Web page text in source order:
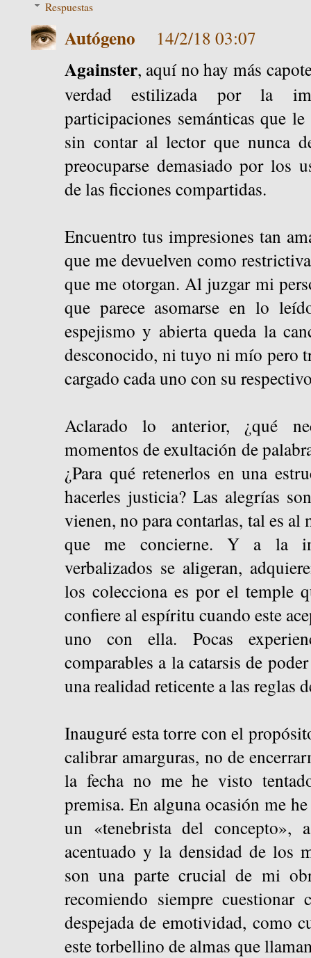
Respuestas
Autógeno 14/2/18 03:07
Againster, aquí no hay más
verdad estilizada por la
participaciones semánticas que
sin contar al lector que nunca
preocuparse demasiado por los
de las ficciones compartidas.
Encuentro tus impresiones tan
que me devuelven como
que me otorgan. Al juzgar mi
que parece asomarse en lo
espejismo y abierta queda la
desconocido, ni tuyo ni mío pero
cargado cada uno con su
Aclarado lo anterior, ¿qué
momentos de exultación de
¿Para qué retenerlos en una
hacerles justicia? Las alegrías
vienen, no para contarlas, tal es
que me concierne. Y a la
verbalizados se aligeran,
los colecciona es por el temple
confiere al espíritu cuando este
uno con ella. Pocas
comparables a la catarsis de
una realidad reticente a las reglas
Inauguré esta torre con el
calibrar amarguras, no de
la fecha no me he visto
premisa. En alguna ocasión me
un «tenebrista del concepto»,
acentuado y la densidad de los
son una parte crucial de mi
recomiendo siempre cuestionar
despejada de emotividad, como
este torbellino de almas que